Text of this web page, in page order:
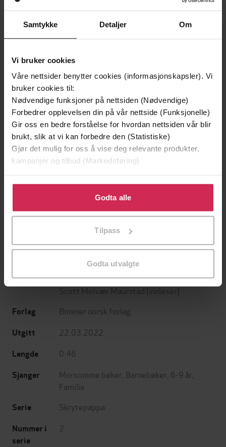
Samtykke Detaljer Om
Vi bruker cookies
Våre nettsider benytter cookies (informasjonskapsler). Vi
bruker cookies til:
Nødvendige funksjoner på nettsiden (Nødvendige)
Forbedrer opplevelsen din på vår nettside (Funksjonelle)
Gir oss en bedre forståelse for hvordan nettsiden vår blir
brukt, slik at vi kan forbedre den (Statistiske)
Gjør det mulig for oss å vise deg relevante produkter,
kampanjer og tilbud (Markedsføring)
Klikk på «Godta alle» for å gi oss ditt samtykke til å
bruke cookies for alle disse formålene. Du kan også
tilpasse ditt samtykke til spesifikke formål ved å klikke
Godta alle
Tilpass
Godta utvalgte
Harry Potter og de vises stein
LYDBOK
Bienes historie
LYDBOK
Ulrik Høisæther(forfatter),
(forfatter),Thomas Kirkeberg(forfatter),
Scott Molvær Maurstad(innleser)
Forlag Bonnier norsk forlag
Utgitt 22.03.2022
Lengde 0:46
Sjanger Morsomme bøker Barnebøker 6-9 år
Familie
Serie Skrytepappa
Nummer i
serie
2